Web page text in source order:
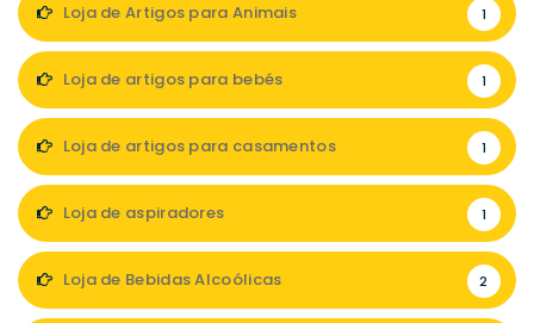
Loja de Artigos para Animais 1
Loja de artigos para bebés 1
Loja de artigos para casamentos 1
Loja de aspiradores 1
Loja de Bebidas Alcoólicas 2